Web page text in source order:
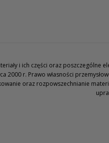
i ich części oraz
r. Prawo własności
oraz rozpowszechnianie